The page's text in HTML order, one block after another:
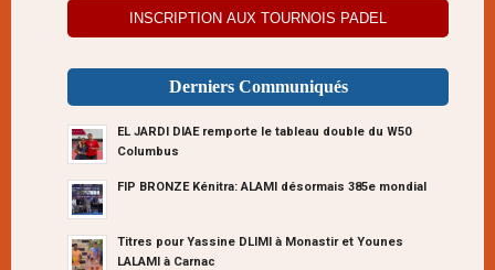
INSCRIPTION AUX TOURNOIS PADEL
Derniers Communiqués
EL JARDI DIAE remporte le tableau double du W50
Columbus
FIP BRONZE Kénitra: ALAMI désormais 385e mondial
Titres pour Yassine DLIMI à Monastir et Younes
LALAMI à Carnac